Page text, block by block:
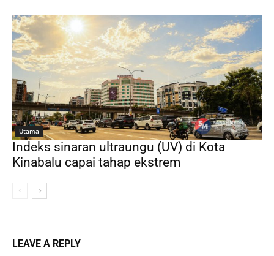
Utama
Indeks sinaran ultraungu (UV) di Kota
Kinabalu capai tahap ekstrem
LEAVE A REPLY